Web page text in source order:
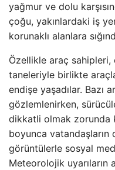
yağmur ve dolu
çoğu, yakınlardaki iş
korunaklı alanlara
Özellikle araç
taneleriyle birlikte
endişe yaşadılar. Bazı
gözlemlenirken,
dikkatli olmak zorunda
boyunca
görüntülerle sosyal
Meteorolojik uyarıların